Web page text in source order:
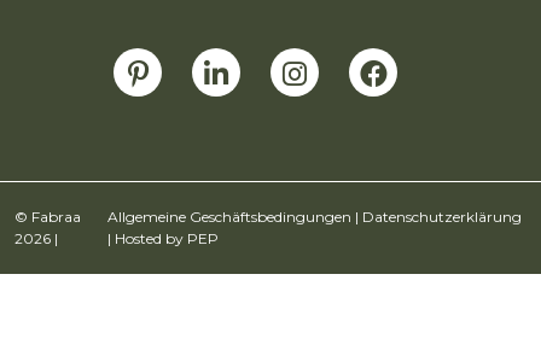
© Fabraa
2026 |
Allgemeine Geschäftsbedingungen | Datenschutzerklärung
| Hosted by PEP